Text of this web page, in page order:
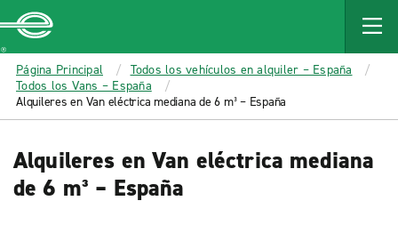
MAIN
CONTENT
Enterprise
Página Principal
Todos los vehículos en alquiler – España
Todos los Vans – España
Alquileres en Van eléctrica mediana de 6 m³ – España
Alquileres en Van eléctrica mediana
de 6 m³ – España